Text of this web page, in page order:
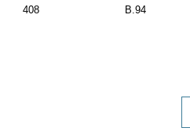
408 B.94